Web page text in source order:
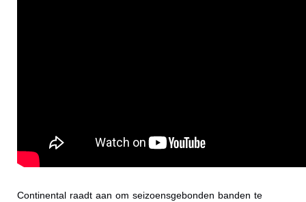
Continental raadt aan om seizoensgebonden banden te